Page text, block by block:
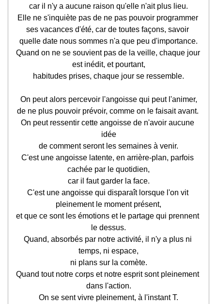
car il n'y a aucune raison qu'elle n'ait plus lieu.
Elle ne s'inquiète pas de ne pas pouvoir programmer
ses vacances d'été, car de toutes façons, savoir
quelle date nous sommes n'a que peu d'importance.
Quand on ne se souvient pas de la veille, chaque jour
est inédit, et pourtant,
habitudes prises, chaque jour se ressemble.
On peut alors percevoir l'angoisse qui peut l'animer,
de ne plus pouvoir prévoir, comme on le faisait avant.
On peut ressentir cette angoisse de n'avoir aucune
idée
de comment seront les semaines à venir.
C'est une angoisse latente, en arrière-plan, parfois
cachée par le quotidien,
car il faut garder la face.
C'est une angoisse qui disparaît lorsque l'on vit
pleinement le moment présent,
et que ce sont les émotions et le partage qui prennent
le dessus.
Quand, absorbés par notre activité, il n'y a plus ni
temps, ni espace,
ni plans sur la comète.
Quand tout notre corps et notre esprit sont pleinement
dans l'action.
On se sent vivre pleinement, à l'instant T.